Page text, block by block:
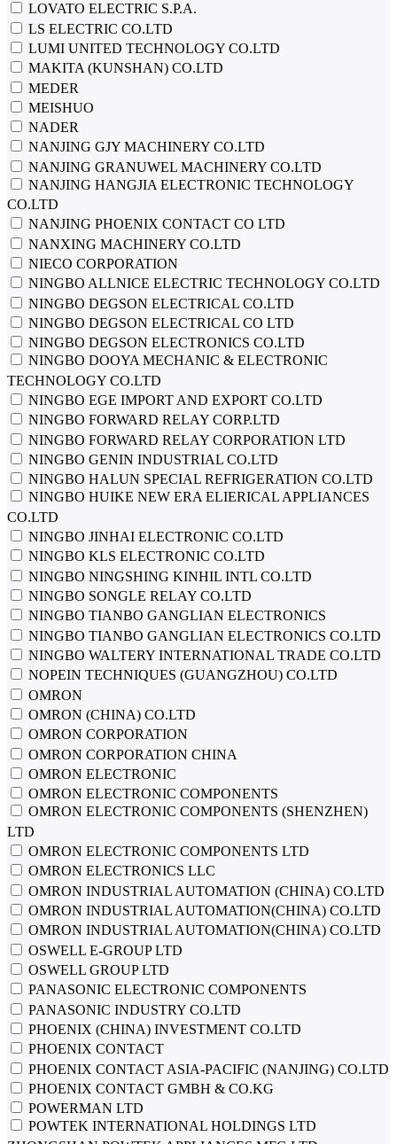
LOVATO ELECTRIC S.P.A.
LS ELECTRIC CO.LTD
LUMI UNITED TECHNOLOGY CO.LTD
MAKITA (KUNSHAN) CO.LTD
MEDER
MEISHUO
NADER
NANJING GJY MACHINERY CO.LTD
NANJING GRANUWEL MACHINERY CO.LTD
NANJING HANGJIA ELECTRONIC TECHNOLOGY
CO.LTD
NANJING PHOENIX CONTACT CO LTD
NANXING MACHINERY CO.LTD
NIECO CORPORATION
NINGBO ALLNICE ELECTRIC TECHNOLOGY CO.LTD
NINGBO DEGSON ELECTRICAL CO.LTD
NINGBO DEGSON ELECTRICAL CO LTD
NINGBO DEGSON ELECTRONICS CO.LTD
NINGBO DOOYA MECHANIC & ELECTRONIC
TECHNOLOGY CO.LTD
NINGBO EGE IMPORT AND EXPORT CO.LTD
NINGBO FORWARD RELAY CORP.LTD
NINGBO FORWARD RELAY CORPORATION LTD
NINGBO GENIN INDUSTRIAL CO.LTD
NINGBO HALUN SPECIAL REFRIGERATION CO.LTD
NINGBO HUIKE NEW ERA ELIERICAL APPLIANCES
CO.LTD
NINGBO JINHAI ELECTRONIC CO.LTD
NINGBO KLS ELECTRONIC CO.LTD
NINGBO NINGSHING KINHIL INTL CO.LTD
NINGBO SONGLE RELAY CO.LTD
NINGBO TIANBO GANGLIAN ELECTRONICS
NINGBO TIANBO GANGLIAN ELECTRONICS CO.LTD
NINGBO WALTERY INTERNATIONAL TRADE CO.LTD
NOPEIN TECHNIQUES (GUANGZHOU) CO.LTD
OMRON
OMRON (CHINA) CO.LTD
OMRON CORPORATION
OMRON CORPORATION CHINA
OMRON ELECTRONIC
OMRON ELECTRONIC COMPONENTS
OMRON ELECTRONIC COMPONENTS (SHENZHEN)
LTD
OMRON ELECTRONIC COMPONENTS LTD
OMRON ELECTRONICS LLC
OMRON INDUSTRIAL AUTOMATION (CHINA) CO.LTD
OMRON INDUSTRIAL AUTOMATION(CHINA) CO.LTD
OMRON INDUSTRIAL AUTOMATION(CHINA) СО.LTD
OSWELL E-GROUP LTD
OSWELL GROUP LTD
PANASONIC ELECTRONIC COMPONENTS
PANASONIC INDUSTRY CO.LTD
PHOENIX (CHINA) INVESTMENT CO.LTD
PHOENIX CONTACT
PHOENIX CONTACT ASIA-PACIFIC (NANJING) CO.LTD
PHOENIX CONTACT GMBH & CO.KG
POWERMAN LTD
POWTEK INTERNATIONAL HOLDINGS LTD